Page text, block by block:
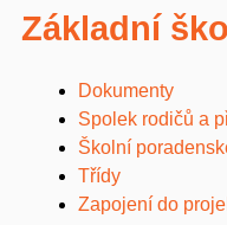
Základní
Dokumenty
Spolek rodičů a
Školní
Třídy
Zapojení do